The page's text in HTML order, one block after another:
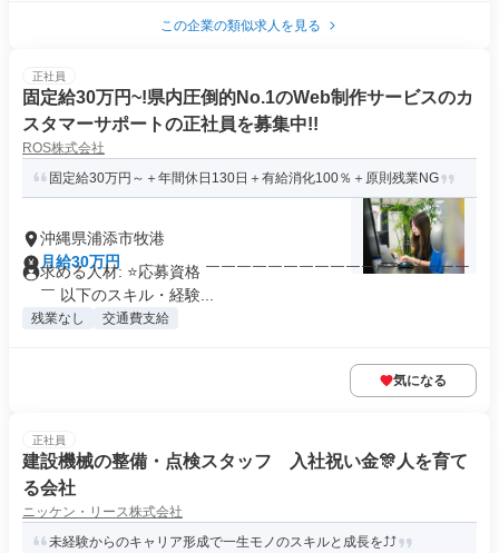
この企業の類似求人を見る
正社員
固定給30万円~!県内圧倒的No.1のWeb制作サービスのカ
スタマーサポートの正社員を募集中!!
ROS株式会社
固定給30万円～＋年間休日130日＋有給消化100％＋原則残業NG
沖縄県浦添市牧港
月給30万円
求める人材: ⭐応募資格 ￣￣￣￣￣￣￣￣￣￣￣￣￣￣￣￣￣
￣ 以下のスキル・経験...
残業なし 交通費支給
気になる
正社員
建設機械の整備・点検スタッフ 入社祝い金🎊人を育て
る会社
ニッケン・リース株式会社
未経験からのキャリア形成で一生モノのスキルと成長を⤴️⤴️